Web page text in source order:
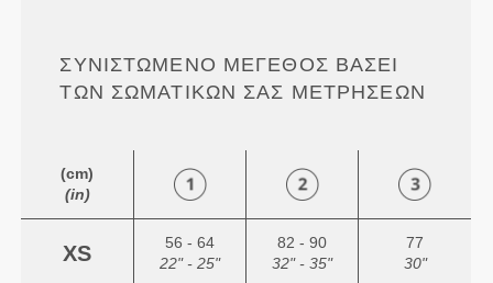
ΣΥΝΙΣΤΏΜΕΝΟ ΜΈΓΕΘΟΣ ΒΆΣΕΙ
ΤΩΝ ΣΩΜΑΤΙΚΏΝ ΣΑΣ ΜΕΤΡΉΣΕΩΝ
(cm)
(in)
XS
56 - 64
22" - 25"
82 - 90
32" - 35"
77
30"